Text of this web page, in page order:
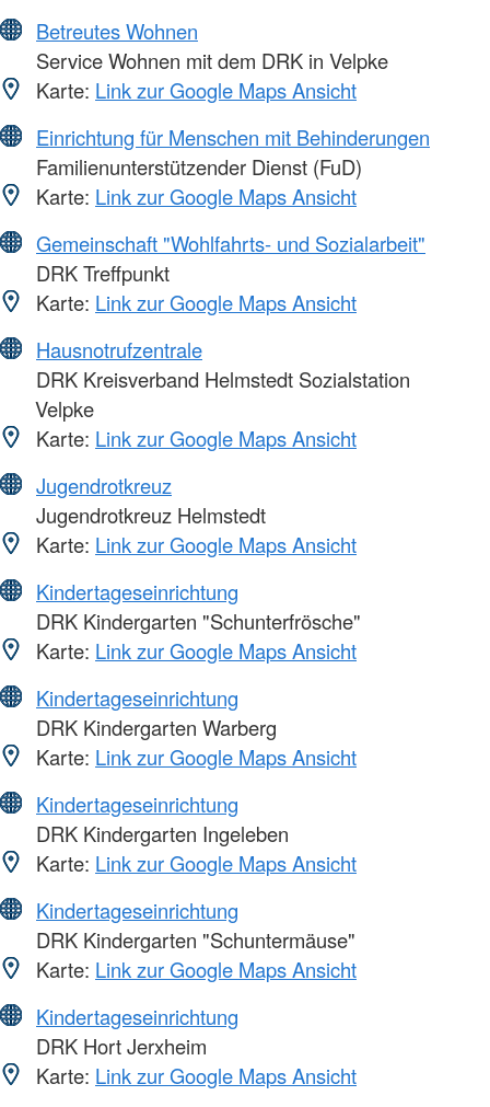
Betreutes Wohnen
Service Wohnen mit dem DRK in Velpke
Karte: Link zur Google Maps Ansicht
Einrichtung für Menschen mit Behinderungen
Familienunterstützender Dienst (FuD)
Karte: Link zur Google Maps Ansicht
Gemeinschaft "Wohlfahrts- und Sozialarbeit"
DRK Treffpunkt
Karte: Link zur Google Maps Ansicht
Hausnotrufzentrale
DRK Kreisverband Helmstedt Sozialstation
Velpke
Karte: Link zur Google Maps Ansicht
Jugendrotkreuz
Jugendrotkreuz Helmstedt
Karte: Link zur Google Maps Ansicht
Kindertageseinrichtung
DRK Kindergarten "Schunterfrösche"
Karte: Link zur Google Maps Ansicht
Kindertageseinrichtung
DRK Kindergarten Warberg
Karte: Link zur Google Maps Ansicht
Kindertageseinrichtung
DRK Kindergarten Ingeleben
Karte: Link zur Google Maps Ansicht
Kindertageseinrichtung
DRK Kindergarten "Schuntermäuse"
Karte: Link zur Google Maps Ansicht
Kindertageseinrichtung
DRK Hort Jerxheim
Karte: Link zur Google Maps Ansicht